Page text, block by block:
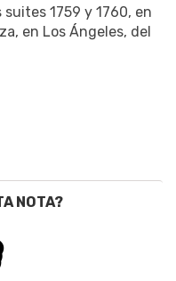
suites 1759 y 1760, en
en Los Ángeles, del
NOTA?